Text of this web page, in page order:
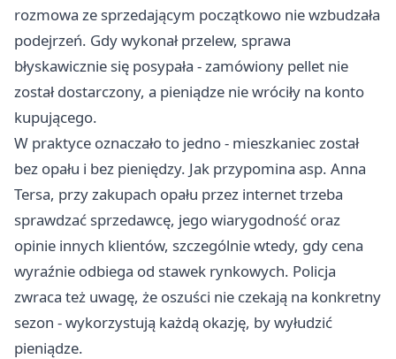
rozmowa ze sprzedającym początkowo nie wzbudzała
podejrzeń. Gdy wykonał przelew, sprawa
błyskawicznie się posypała - zamówiony pellet nie
został dostarczony, a pieniądze nie wróciły na konto
kupującego.
W praktyce oznaczało to jedno - mieszkaniec został
bez opału i bez pieniędzy. Jak przypomina asp. Anna
Tersa, przy zakupach opału przez internet trzeba
sprawdzać sprzedawcę, jego wiarygodność oraz
opinie innych klientów, szczególnie wtedy, gdy cena
wyraźnie odbiega od stawek rynkowych. Policja
zwraca też uwagę, że oszuści nie czekają na konkretny
sezon - wykorzystują każdą okazję, by wyłudzić
pieniądze.